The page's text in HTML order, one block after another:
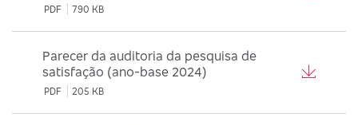
PDF 790 KB
Parecer da auditoria da pesquisa de
satisfação (ano-base 2024)
PDF 205 KB